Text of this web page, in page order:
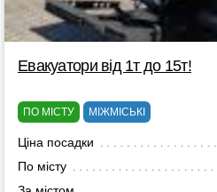
Евакуатори від 1т до 15т!
ПО МІСТУ МІЖМІСЬКІ
Ціна посадки
По місту